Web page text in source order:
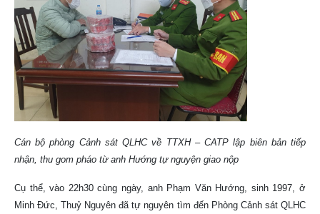
Cán bộ phòng Cảnh sát QLHC về TTXH – CATP lập biên bản tiếp
nhận, thu gom pháo từ anh Hướng tự nguyện giao nộp
Cụ thể, vào 22h30 cùng ngày, anh Phạm Văn Hướng, sinh 1997, ở
Minh Đức, Thuỷ Nguyên đã tự nguyên tìm đến Phòng Cảnh sát QLHC